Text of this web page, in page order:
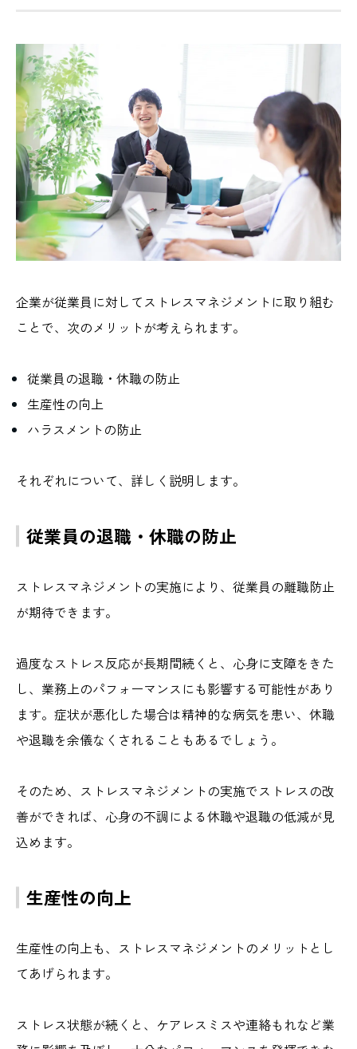
企業が従業員に対してストレスマネジメントに取り組む
ことで、次のメリットが考えられます。
従業員の退職・休職の防止
生産性の向上
ハラスメントの防止
それぞれについて、詳しく説明します。
従業員の退職・休職の防止
ストレスマネジメントの実施により、従業員の離職防止
が期待できます。
過度なストレス反応が長期間続くと、心身に支障をきた
し、業務上のパフォーマンスにも影響する可能性があり
ます。症状が悪化した場合は精神的な病気を患い、休職
や退職を余儀なくされることもあるでしょう。
そのため、ストレスマネジメントの実施でストレスの改
善ができれば、心身の不調による休職や退職の低減が見
込めます。
生産性の向上
生産性の向上も、ストレスマネジメントのメリットとし
てあげられます。
ストレス状態が続くと、ケアレスミスや連絡もれなど業